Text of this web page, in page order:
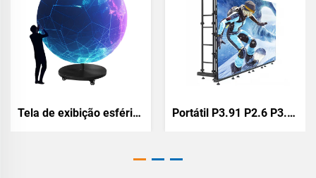
Tela de exibição esférica Portátil P3.91 P2.6 P3.9 P4.8 Tela de Exibição LED ao Ar Livre e em Ambiente Interno Contra Todas as Intempéries Painel de Tela LED para Locação Eventos Backstage Igreja Parede de Vídeo LED